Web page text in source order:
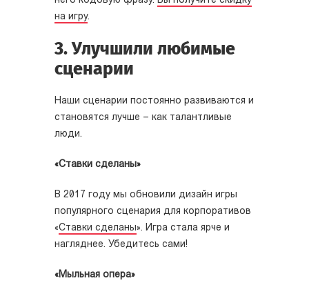
на игру.
3. Улучшили любимые
сценарии
Наши сценарии постоянно развиваются и
становятся лучше – как талантливые
люди.
«Ставки сделаны»
В 2017 году мы обновили дизайн игры
популярного сценария для корпоративов
«Ставки сделаны». Игра стала ярче и
нагляднее. Убедитесь сами!
«Мыльная опера»